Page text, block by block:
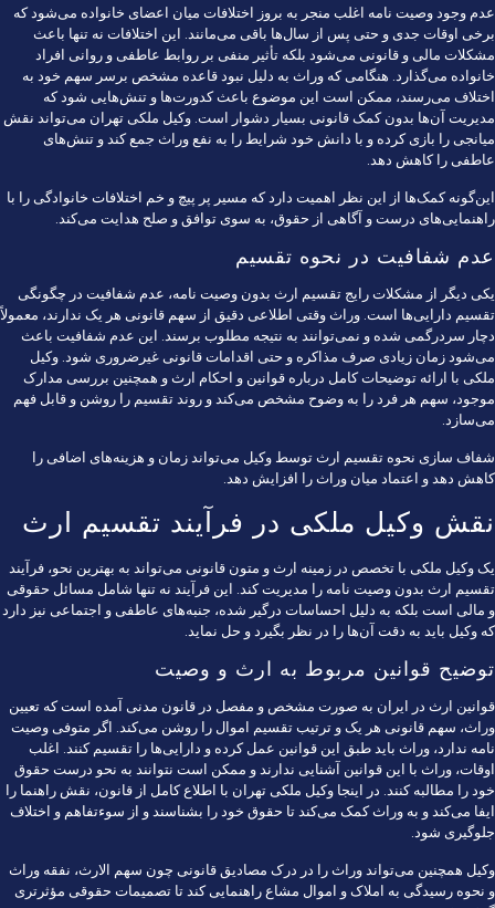
عدم وجود وصیت نامه اغلب منجر به بروز اختلافات میان اعضای خانواده می‌شود که
برخی اوقات جدی و حتی پس از سال‌ها باقی می‌مانند. این اختلافات نه تنها باعث
مشکلات مالی و قانونی می‌شود بلکه تأثیر منفی بر روابط عاطفی و روانی افراد
خانواده می‌گذارد. هنگامی که وراث به دلیل نبود قاعده مشخص برسر سهم خود به
اختلاف می‌رسند، ممکن است این موضوع باعث کدورت‌ها و تنش‌هایی شود که
مدیریت آن‌ها بدون کمک قانونی بسیار دشوار است. وکیل ملکی تهران می‌تواند نقش
میانجی را بازی کرده و با دانش خود شرایط را به نفع وراث جمع کند و تنش‌های
عاطفی را کاهش دهد.
این‌گونه کمک‌ها از این نظر اهمیت دارد که مسیر پر پیچ و خم اختلافات خانوادگی را با
راهنمایی‌های درست و آگاهی از حقوق، به سوی توافق و صلح هدایت می‌کند.
عدم شفافیت در نحوه تقسیم
یکی دیگر از مشکلات رایج تقسیم ارث بدون وصیت نامه، عدم شفافیت در چگونگی
تقسیم دارایی‌ها است. وراث وقتی اطلاعی دقیق از سهم قانونی هر یک ندارند، معمولاً
دچار سردرگمی شده و نمی‌توانند به نتیجه مطلوب برسند. این عدم شفافیت باعث
می‌شود زمان زیادی صرف مذاکره و حتی اقدامات قانونی غیرضروری شود. وکیل
ملکی با ارائه توضیحات کامل درباره قوانین و احکام ارث و همچنین بررسی مدارک
موجود، سهم هر فرد را به وضوح مشخص می‌کند و روند تقسیم را روشن و قابل فهم
می‌سازد.
شفاف سازی نحوه تقسیم ارث توسط وکیل می‌تواند زمان و هزینه‌های اضافی را
کاهش دهد و اعتماد میان وراث را افزایش دهد.
نقش وکیل ملکی در فرآیند تقسیم ارث
یک وکیل ملکی با تخصص در زمینه ارث و متون قانونی می‌تواند به بهترین نحو، فرآیند
تقسیم ارث بدون وصیت نامه را مدیریت کند. این فرآیند نه تنها شامل مسائل حقوقی
و مالی است بلکه به دلیل احساسات درگیر شده، جنبه‌های عاطفی و اجتماعی نیز دارد
که وکیل باید به دقت آن‌ها را در نظر بگیرد و حل نماید.
توضیح قوانین مربوط به ارث و وصیت
قوانین ارث در ایران به صورت مشخص و مفصل در قانون مدنی آمده است که تعیین
وراث، سهم قانونی هر یک و ترتیب تقسیم اموال را روشن می‌کند. اگر متوفی وصیت
نامه ندارد، وراث باید طبق این قوانین عمل کرده و دارایی‌ها را تقسیم کنند. اغلب
اوقات، وراث با این قوانین آشنایی ندارند و ممکن است نتوانند به نحو درست حقوق
خود را مطالبه کنند. در اینجا وکیل ملکی تهران با اطلاع کامل از قانون، نقش راهنما را
ایفا می‌کند و به وراث کمک می‌کند تا حقوق خود را بشناسند و از سوءتفاهم و اختلاف
جلوگیری شود.
وکیل همچنین می‌تواند وراث را در درک مصادیق قانونی چون سهم الارث، نفقه وراث
و نحوه رسیدگی به املاک و اموال مشاع راهنمایی کند تا تصمیمات حقوقی مؤثرتری